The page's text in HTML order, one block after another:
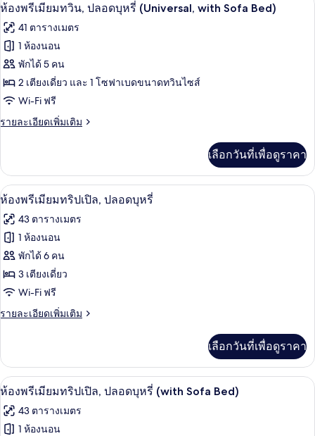
ห้อง
ทวิ
น,
บุหรี่
(Universal)
ภาพถ่าย
ทั้งหมด
ของ
ห้อง
พรีเมียม
ทวิน,
บุหรี่
(Universal,
with
Sofa
Bed)
8
ห้องพรีเมียมทวิน, ปลอดบุหรี่ (Universal, with Sofa Bed)
41 ตารางเมตร
1 ห้องนอน
พักได้ 5 คน
2 เตียงเดี่ยว และ 1 โซฟาเบดขนาดทวินไซส์
Wi-Fi ฟรี
รายละเอียดเพิ่มเติม
ราย
เกี่ยว
กับ
ห้อง
ทวิ
น,
บุหรี่
(Universal,
with
Sofa
Bed)
เลือกวันที่เพื่อดูราคา
เปิด
ภาพถ่าย
ทั้งหมด
ของ
ห้อง
พรีเมียม
ทริปเปิล,
บุหรี่
ผ้านวมขนเป็ด, ตู้นิรภัยในห้องพัก, โต๊ะ
8
ห้องพรีเมียมทริปเปิล, ปลอดบุหรี่
43 ตารางเมตร
1 ห้องนอน
พักได้ 6 คน
3 เตียงเดี่ยว
Wi-Fi ฟรี
รายละเอียดเพิ่มเติม
ราย
เกี่ยว
กับ
ห้อง
ทริปเปิล,
ปลอด
เลือกวันที่เพื่อดูราคา
เปิด
ภาพถ่าย
ทั้งหมด
ผ้านวมขนเป็ด, ตู้นิรภัยในห้องพัก, โต๊ะ
8
ห้องพรีเมียมทริปเปิล, ปลอดบุหรี่ (with Sofa Bed)
43 ตารางเมตร
1 ห้องนอน